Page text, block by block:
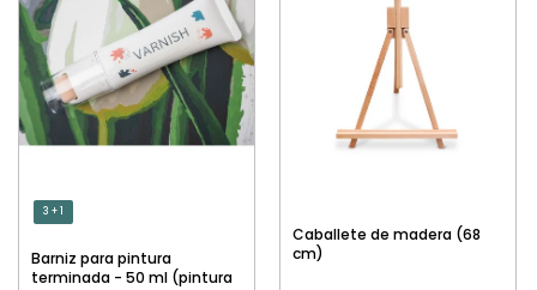
3 + 1
Barniz para pintura
terminada - 50 ml (pintura
Caballete de madera (68
cm)